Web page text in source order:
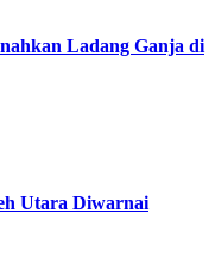
Ladang Ganja di
Utara Diwarnai